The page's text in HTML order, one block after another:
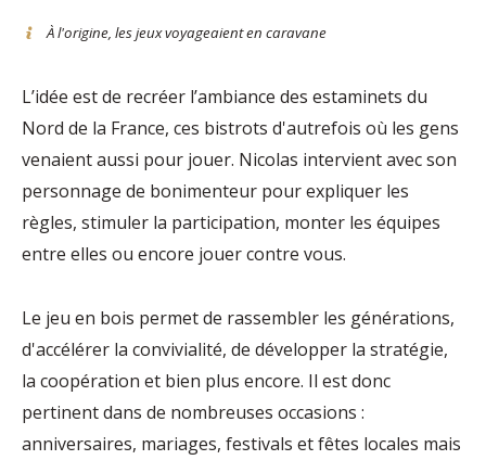
À l'origine, les jeux voyageaient en caravane
L’idée est de recréer l’ambiance des estaminets du
Nord de la France, ces bistrots d'autrefois où les gens
venaient aussi pour jouer. Nicolas intervient avec son
personnage de bonimenteur pour expliquer les
règles, stimuler la participation, monter les équipes
entre elles ou encore jouer contre vous.
Le jeu en bois permet de rassembler les générations,
d'accélérer la convivialité, de développer la stratégie,
la coopération et bien plus encore. Il est donc
pertinent dans de nombreuses occasions :
anniversaires, mariages, festivals et fêtes locales mais